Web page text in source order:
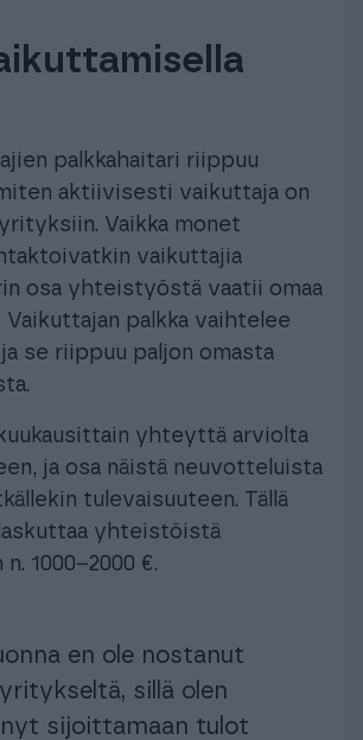
palkkahaitari riippuu
aktiivisesti vaikuttaja on
Vaikka monet
vaikuttajia
osa yhteistyöstä vaatii omaa
palkka vaihtelee
se riippuu paljon omasta
yhteyttä arviolta
ja osa näistä neuvotteluista
tulevaisuuteen. Tällä
yhteistöistä
1000–2000 €.
en ole nostanut
sillä olen
sijoittamaan tulot